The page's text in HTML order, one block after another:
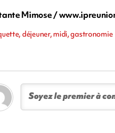
Mimose /
déjeuner, midi, gastronomie